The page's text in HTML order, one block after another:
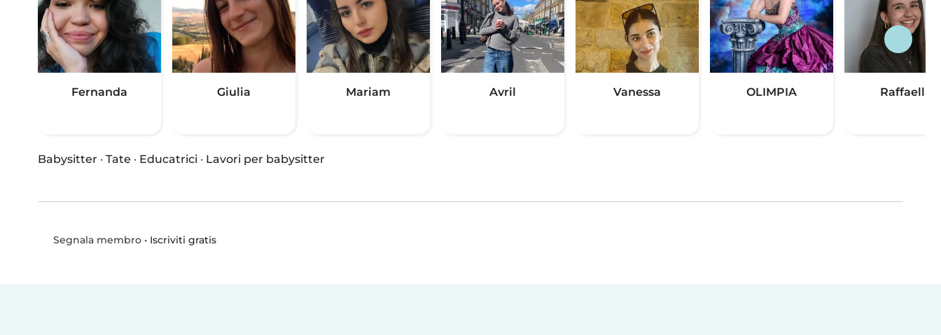
Fernanda Giulia Mariam Avril Vanessa OLIMPIA
Raffaella
Babysitter · Tate · Educatrici · Lavori per babysitter
Segnala membro• Iscriviti gratis